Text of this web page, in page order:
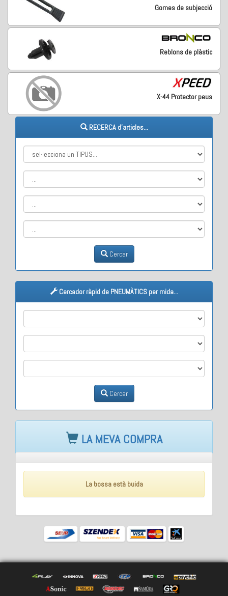
Gomes de subjecció
Reblons de plàstic
X-44 Protector peus
RECERCA d'articles...
Cercar
Cercador ràpid de PNEUMÀTICS per mida...
Cercar
LA MEVA COMPRA
La bossa està buida